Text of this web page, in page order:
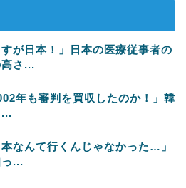
が日本！」日本の医療従事者の
さ...
年も審判を買収したのか！」韓
...
なんて行くんじゃなかった…」
っ...